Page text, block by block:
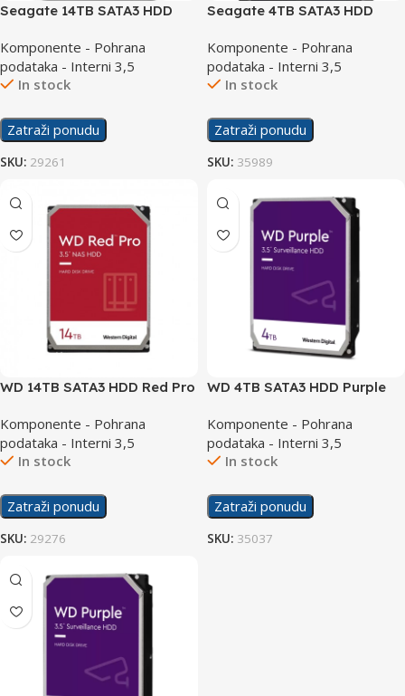
Seagate 14TB SATA3 HDD
Komponente - Pohrana
podataka - Interni 3,5
In stock
Zatraži ponudu
SKU: 29261
Seagate 4TB SATA3 HDD
Komponente - Pohrana
podataka - Interni 3,5
In stock
Zatraži ponudu
SKU: 35989
WD 14TB SATA3 HDD Red Pro
Komponente - Pohrana
podataka - Interni 3,5
In stock
Zatraži ponudu
SKU: 29276
WD 4TB SATA3 HDD Purple
Komponente - Pohrana
podataka - Interni 3,5
In stock
Zatraži ponudu
SKU: 35037